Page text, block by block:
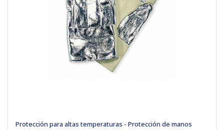
Protección para altas temperaturas - Protección de manos